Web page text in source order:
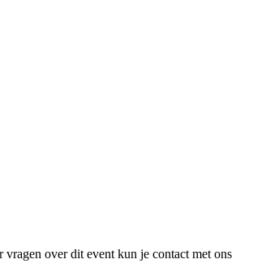
over dit event kun je contact met ons